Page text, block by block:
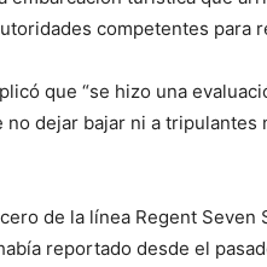
competentes para
que “se hizo una
dejar bajar ni a
de la línea Regent
reportado desde el